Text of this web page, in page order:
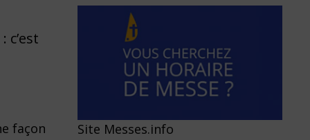
c’est
façon
Site Messes.info